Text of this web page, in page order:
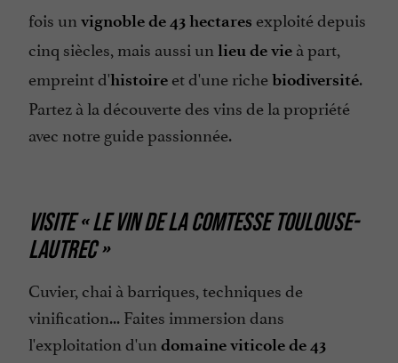
fois un vignoble de 43 hectares exploité depuis
cinq siècles, mais aussi un lieu de vie à part,
empreint d'histoire et d'une richebiodiversité.
Partez à la découverte des vins de la propriété
avec notre guide passionnée.
VISITE « LE VIN DE LA COMTESSE TOULOUSE-
LAUTREC »
Cuvier, chai à barriques, techniques de
vinification... Faites immersion dans
l'exploitation d'un domaine viticole de 43